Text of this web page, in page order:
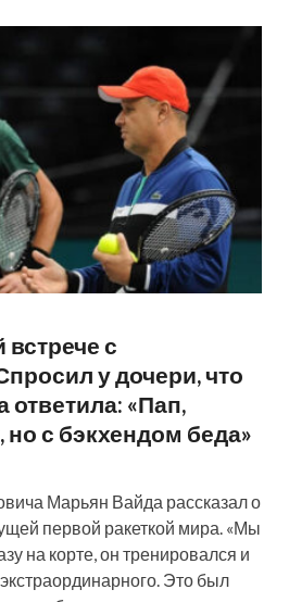
с
у дочери, что
ответила: «Пап,
с бэкхендом беда»
Марьян Вайда рассказал о
первой ракеткой мира. «Мы
на корте, он тренировался и
Это был